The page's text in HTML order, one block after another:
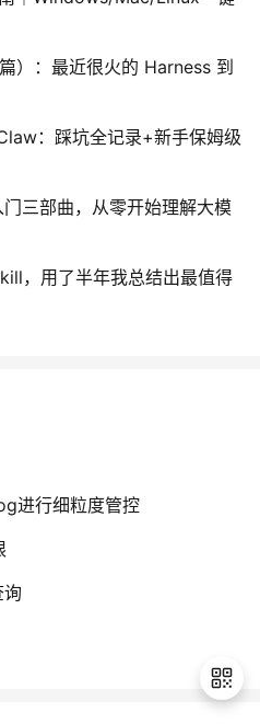
）：最近很火的 Harness 到
：踩坑全记录+新手保姆级
门三部曲，从零开始理解大模
，用了半年我总结出最值得
进行细粒度管控